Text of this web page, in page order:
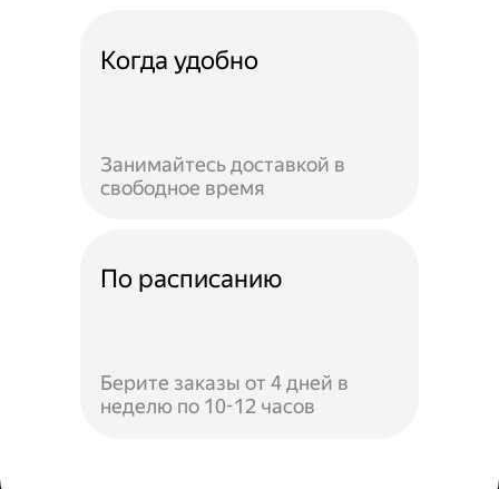
Когда удобно
Занимайтесь доставкой в
свободное время
По расписанию
Берите заказы от 4 дней в
неделю по 10-12 часов